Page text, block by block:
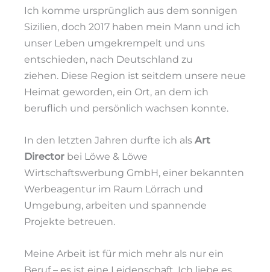
Ich komme ursprünglich aus dem sonnigen
Sizilien, doch 2017 haben mein Mann und ich
unser Leben umgekrempelt und uns
entschieden, nach Deutschland zu
ziehen. Diese Region ist seitdem unsere neue
Heimat geworden, ein Ort, an dem ich
beruflich und persönlich wachsen konnte.
In den letzten Jahren durfte ich als Art
Director bei Löwe & Löwe
Wirtschaftswerbung GmbH, einer bekannten
Werbeagentur im Raum Lörrach und
Umgebung, arbeiten und spannende
Projekte betreuen.
Meine Arbeit ist für mich mehr als nur ein